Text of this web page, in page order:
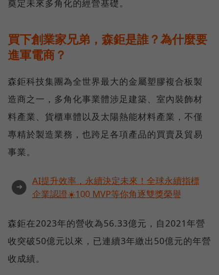
奠定未來多角化的經營基礎。
買下創業家兄弟，森鉅是誰？為什麼要
進軍電商？
森鉅科技集團為全世界最大的金屬塑膠複合板製
造商之一，多角化事業體涉足建築、室內裝飾材
料產業、貨櫃車體以及太陽熱能材料產業，不僅
專精於製造業務，也跨足各項產品的買賣及貿易
事業。
➜
AI提升效率，永續決定未來！全球永續指標
企業認證☀️100 MVP等你角逐雙獎榮譽
森鉅在2023年的營收為56.33億元，自2021年營
收突破50億元以來，已連續3年繳出50億元的年營
收成績。